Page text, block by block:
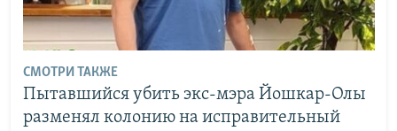
СМОТРИ ТАКЖЕ
Пытавшийся убить экс-мэра Йошкар-Олы
разменял колонию на исправительный